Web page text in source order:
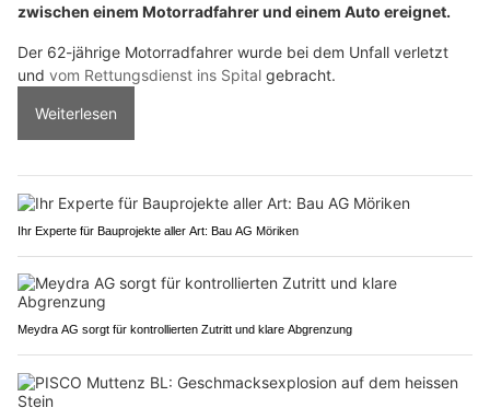
zwischen einem Motorradfahrer und einem Auto ereignet.
Der 62-jährige Motorradfahrer wurde bei dem Unfall verletzt
und vom Rettungsdienst ins Spital gebracht.
Weiterlesen
Ihr Experte für Bauprojekte aller Art: Bau AG Möriken
Meydra AG sorgt für kontrollierten Zutritt und klare Abgrenzung